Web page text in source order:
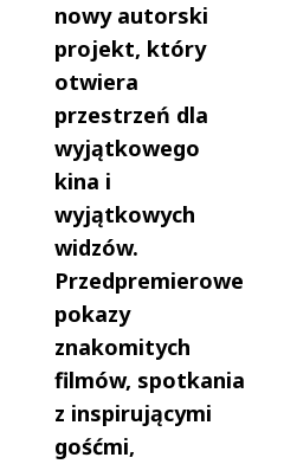
nowy autorski
projekt, który
otwiera
przestrzeń dla
wyjątkowego
kina i
wyjątkowych
widzów.
Przedpremierowe
pokazy
znakomitych
filmów, spotkania
z inspirującymi
gośćmi,